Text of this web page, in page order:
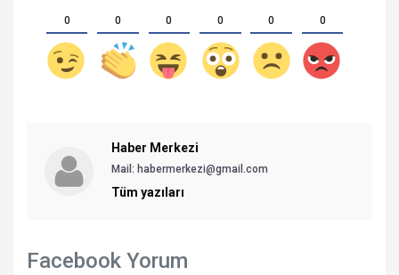
0 0 0 0 0 0
Haber Merkezi
Mail: habermerkezi@gmail.com
Tüm yazıları
Facebook Yorum